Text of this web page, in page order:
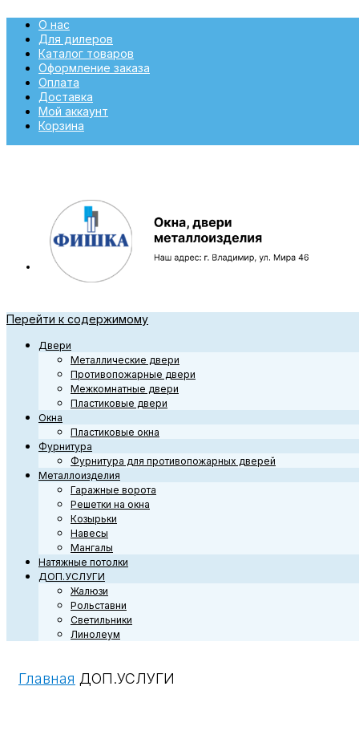
О нас
Для дилеров
Каталог товаров
Оформление заказа
Оплата
Доставка
Мой аккаунт
Корзина
Перейти к содержимому
Двери
Металлические двери
Противопожарные двери
Межкомнатные двери
Пластиковые двери
Окна
Пластиковые окна
Фурнитура
Фурнитура для противопожарных дверей
Металлоизделия
Гаражные ворота
Решетки на окна
Козырьки
Навесы
Мангалы
Натяжные потолки
ДОП.УСЛУГИ
Жалюзи
Рольставни
Светильники
Линолеум
Главная ДОП.УСЛУГИ